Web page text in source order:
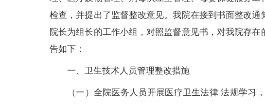
检查，并提出了监督整改意见。我院在接到书面整改
院长为组长的工作小组，对照监督意见书，对我院存
告如下：
一、卫生技术人员管理整改措施
（一）全院医务人员开展医疗卫生法律 法规学习